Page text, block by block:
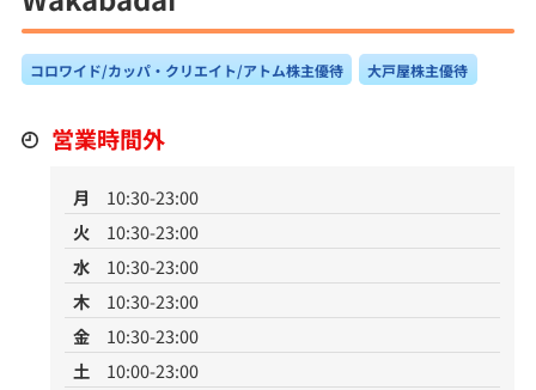
コロワイド/カッパ・クリエイト/アトム株主優待 大戸屋株主優待
営業時間外
月
10:30-23:00
火
10:30-23:00
水
10:30-23:00
木
10:30-23:00
金
10:30-23:00
土
10:00-23:00